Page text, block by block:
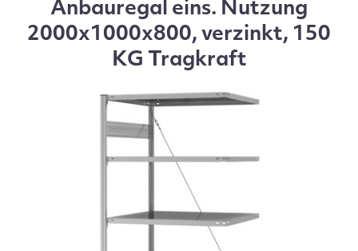
Anbauregal eins. Nutzung
2000x1000x800, verzinkt, 150
KG Tragkraft